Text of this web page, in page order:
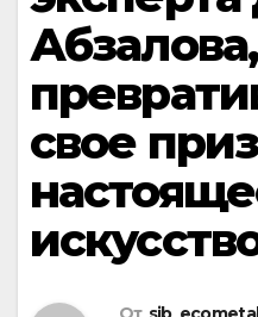
Абзалова,
свое